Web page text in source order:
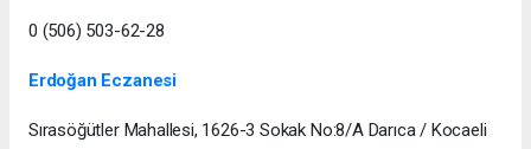
0 (506) 503-62-28
Erdoğan Eczanesi
Sırasöğütler Mahallesi, 1626-3 Sokak No:8/A Darıca / Kocaeli